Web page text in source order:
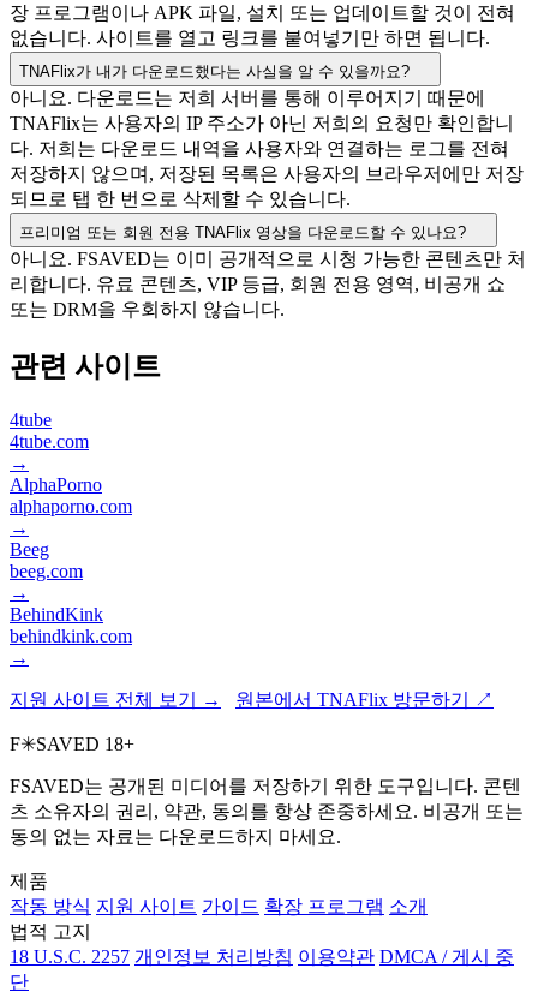
장 프로그램이나 APK 파일, 설치 또는 업데이트할 것이 전혀
없습니다. 사이트를 열고 링크를 붙여넣기만 하면 됩니다.
TNAFlix가 내가 다운로드했다는 사실을 알 수 있을까요?
아니요. 다운로드는 저희 서버를 통해 이루어지기 때문에
TNAFlix는 사용자의 IP 주소가 아닌 저희의 요청만 확인합니
다. 저희는 다운로드 내역을 사용자와 연결하는 로그를 전혀
저장하지 않으며, 저장된 목록은 사용자의 브라우저에만 저장
되므로 탭 한 번으로 삭제할 수 있습니다.
프리미엄 또는 회원 전용 TNAFlix 영상을 다운로드할 수 있나요?
아니요. FSAVED는 이미 공개적으로 시청 가능한 콘텐츠만 처
리합니다. 유료 콘텐츠, VIP 등급, 회원 전용 영역, 비공개 쇼
또는 DRM을 우회하지 않습니다.
관련 사이트
4tube
4tube.com
→
AlphaPorno
alphaporno.com
→
Beeg
beeg.com
→
BehindKink
behindkink.com
→
지원 사이트 전체 보기 → 원본에서 TNAFlix 방문하기 ↗
F✳SAVED 18+
FSAVED는 공개된 미디어를 저장하기 위한 도구입니다. 콘텐
츠 소유자의 권리, 약관, 동의를 항상 존중하세요. 비공개 또는
동의 없는 자료는 다운로드하지 마세요.
제품
작동 방식 지원 사이트 가이드 확장 프로그램 소개
법적 고지
18 U.S.C. 2257 개인정보 처리방침 이용약관 DMCA / 게시 중
단